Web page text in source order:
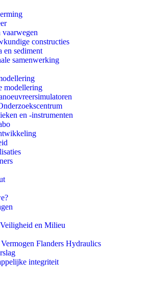
vaarwegen
constructies
en sediment
samenwerking
modellering
en -instrumenten
en Milieu
Flanders Hydraulics
integriteit